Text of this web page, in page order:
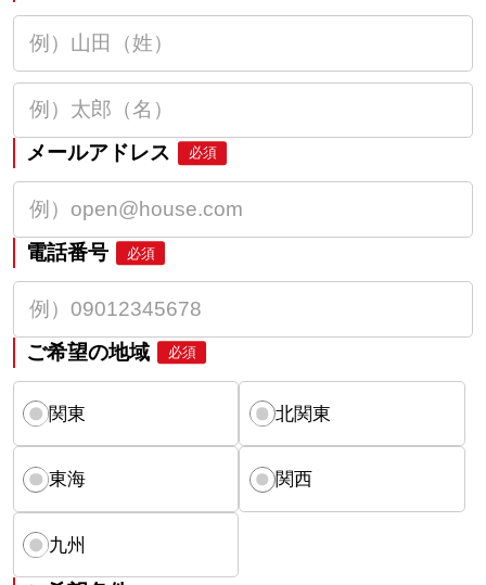
メールアドレス 必須
電話番号 必須
ご希望の地域 必須
関東 北関東
東海 関西
九州